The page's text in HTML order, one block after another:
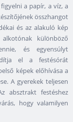
a papír, a víz, a
összhangot
és az alakuló kép
különböző
és egyensúlyt
el a festésórát
képek előhívása a
A gyerekek teljesen
absztrakt festéshez
hogy valamilyen